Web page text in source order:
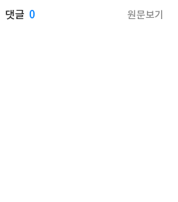
댓글 0 원문보기